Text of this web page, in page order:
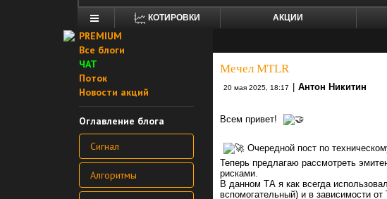
КОТИРОВКИ АКЦИИ
PREMIUM
Все блоги
ЧАТ
Поток
Новости акций
Оглавление блога
Сигнал
Алгоритмы
Мечел MTLR
20 мая 2025, 18:17 Антон Никитин
Всем привет!
Очередной пост по
Теперь предлагаю рассмотреть
рисками.
В данном ТА я как всегда
вспомогательный) и в зависимости